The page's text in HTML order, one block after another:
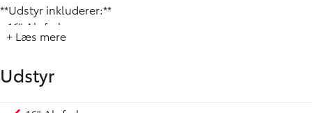
**Udstyr inkluderer:**
- 16" Alufælge
- Aftageligt anhængertræk
- Parkeringssensorer for og bag
- El-foldbare spejle med varme
+ Læs mere
Udstyr